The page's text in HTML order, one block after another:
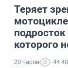
Теряет
которого
20 часов 44